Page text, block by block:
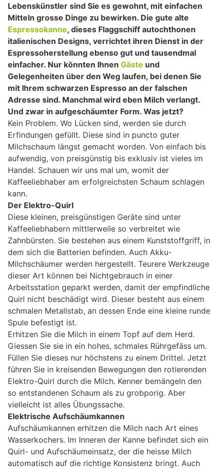
Lebenskünstler sind Sie es gewohnt, mit einfachen
Mitteln grosse Dinge zu bewirken. Die gute alte
Espressokanne, dieses Flaggschiff autochthonen
italienischen Designs, verrichtet ihren Dienst in der
Espressoherstellung ebenso gut und tausendmal
einfacher. Nur könnten Ihnen Gäste und
Gelegenheiten über den Weg laufen, bei denen Sie
mit Ihrem schwarzen Espresso an der falschen
Adresse sind. Manchmal wird eben Milch verlangt.
Und zwar in aufgeschäumter Form. Was jetzt?
Kein Problem. Wo Lücken sind, werden sie durch
Erfindungen gefüllt. Diese sind in puncto guter
Milchschaum längst gemacht worden. Von einfach bis
aufwendig, von preisgünstig bis exklusiv ist vieles im
Handel. Schauen wir uns mal um, womit der
Kaffeeliebhaber am erfolgreichsten Schaum schlagen
kann.
Der Elektro-Quirl
Diese kleinen, preisgünstigen Geräte sind unter
Kaffeeliebhabern mittlerweile so verbreitet wie
Zahnbürsten. Sie bestehen aus einem Kunststoffgriff, in
dem sich die Batterien befinden. Auch Akku-
Milchschäumer werden hergestellt. Teurere Werkzeuge
dieser Art können bei Nichtgebrauch in einer
Arbeitsstation geparkt werden, damit der empfindliche
Quirl nicht beschädigt wird. Dieser besteht aus einem
schmalen Metallstab, an dessen Ende eine kleine runde
Spule befestigt ist.
Erhitzen Sie die Milch in einem Topf auf dem Herd.
Giessen Sie sie in ein hohes, schmales Rührgefäss um.
Füllen Sie dieses nur höchstens zu einem Drittel. Jetzt
führen Sie in kreisenden Bewegungen den rotierenden
Elektro-Quirl durch die Milch. Kenner bemängeln den
so entstandenen Schaum als zu grobporig. Aber
vielleicht ist alles Übungssache.
Elektrische Aufschäumkannen
Aufschäumkannen erhitzen die Milch nach Art eines
Wasserkochers. Im Inneren der Kanne befindet sich ein
Quirl- und Aufschäumeinsatz, der die heisse Milch
automatisch auf die richtige Konsistenz bringt. Auch